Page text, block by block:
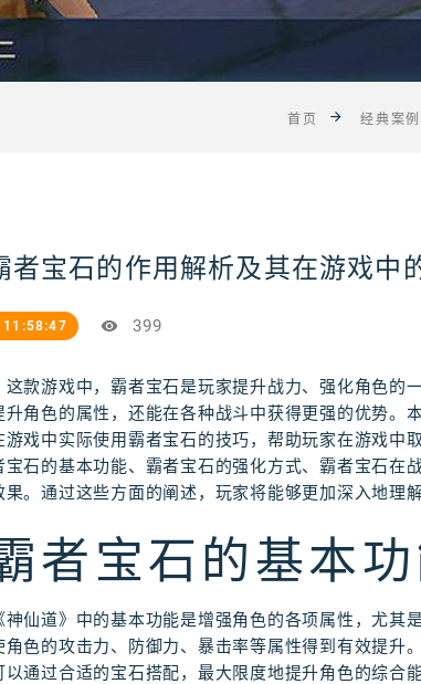
首页 经典案例
者宝石的作用解析及其在游戏中
399
这款游戏中，霸者宝石是玩家提升战力、强化角色的
升角色的属性，还能在各种战斗中获得更强的优势。
游戏中实际使用霸者宝石的技巧，帮助玩家在游戏中
宝石的基本功能、霸者宝石的强化方式、霸者宝石在
果。通过这些方面的阐述，玩家将能够更加深入地理
者宝石的基本
神仙道》中的基本功能是增强角色的各项属性，尤其
角色的攻击力、防御力、暴击率等属性得到有效提升
通过合适的宝石搭配，最大限度地提升角色的综合能